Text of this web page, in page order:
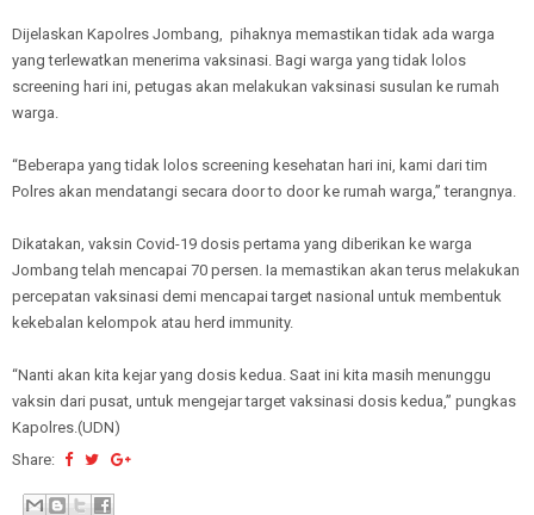
Dijelaskan Kapolres Jombang, pihaknya memastikan tidak ada warga
yang terlewatkan menerima vaksinasi. Bagi warga yang tidak lolos
screening hari ini, petugas akan melakukan vaksinasi susulan ke rumah
warga.
“Beberapa yang tidak lolos screening kesehatan hari ini, kami dari tim
Polres akan mendatangi secara door to door ke rumah warga,” terangnya.
Dikatakan, vaksin Covid-19 dosis pertama yang diberikan ke warga
Jombang telah mencapai 70 persen. Ia memastikan akan terus melakukan
percepatan vaksinasi demi mencapai target nasional untuk membentuk
kekebalan kelompok atau herd immunity.
“Nanti akan kita kejar yang dosis kedua. Saat ini kita masih menunggu
vaksin dari pusat, untuk mengejar target vaksinasi dosis kedua,” pungkas
Kapolres.(UDN)
Share: